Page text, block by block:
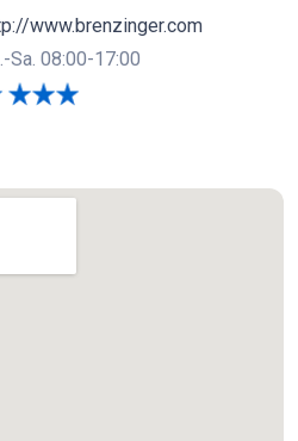
www.brenzinger.com
Sa. 08:00-17:00